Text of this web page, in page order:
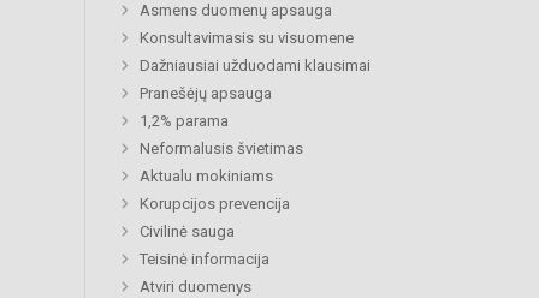
Asmens duomenų apsauga
Konsultavimasis su visuomene
Dažniausiai užduodami klausimai
Pranešėjų apsauga
1,2% parama
Neformalusis švietimas
Aktualu mokiniams
Korupcijos prevencija
Civilinė sauga
Teisinė informacija
Atviri duomenys